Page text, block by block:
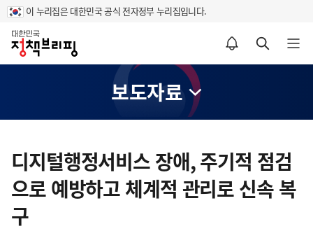
이 누리집은 대한민국 공식 전자정부 누리집입니다.
홈
알림설정 바로가기 검색 바로가기 메뉴 열기
보도자료
텐
츠
영
역
디지털행정서비스 장애, 주기적 점검
으로 예방하고 체계적 관리로 신속 복
구